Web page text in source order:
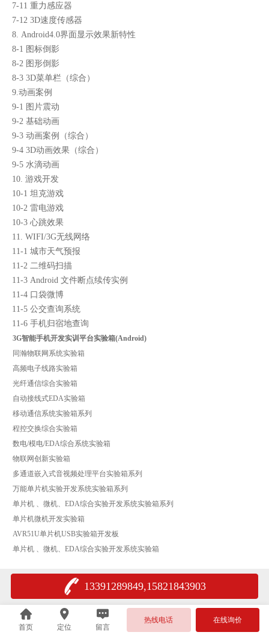
7-11 重力感应器
7-12 3D速度传感器
8. Android4.0界面显示效果新特性
8-1 图标倒影
8-2 图形倒影
8-3 3D菜单栏（综合）
9.动画案例
9-1 图片震动
9-2 基础动画
9-3 动画案例（综合）
9-4 3D动画效果（综合）
9-5 水滴动画
10. 游戏开发
10-1 坦克游戏
10-2 雷电游戏
10-3 心跳效果
11. WIFI/3G无线网络
11-1 城市天气预报
11-2 二维码扫描
11-3 Android 文件断点续传实例
11-4 口袋微博
11-5 公交查询系统
11-6 手机归宿地查询
3G智能手机开发实训平台实验箱(Android)
同瀚物联网系统实验箱
高频电子线路实验箱
光纤通信综合实验箱
自动接线式EDA实验箱
移动通信系统实验箱系列
程控交换综合实验箱
数电/模电/EDA综合系统实验箱
物联网创新实验箱
多通道嵌入式音视频处理平台实验箱系列
万能单片机实验开发系统实验箱系列
单片机 、微机、EDA综合实验开发系统实验箱系列
单片机微机开发实验箱
AVR51U单片机USB实验箱开发板
单片机 、微机、EDA综合实验开发系统实验箱
13391289849,15821843903
首页 定位 留言
热线电话 在线询价